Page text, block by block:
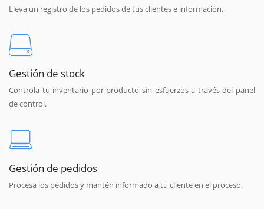
Lleva un registro de los pedidos de tus clientes e información.
Gestión de stock
Controla tu inventario por producto sin esfuerzos a través del panel
de control.
Gestión de pedidos
Procesa los pedidos y mantén informado a tu cliente en el proceso.